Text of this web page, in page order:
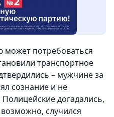
может потребоваться
транспортное
– мужчине за
сознание и не
догадались,
случился